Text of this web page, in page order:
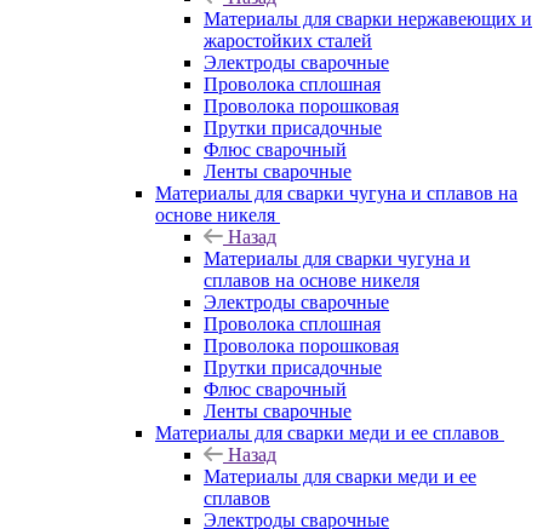
Материалы для сварки нержавеющих и
жаростойких сталей
Электроды сварочные
Проволока сплошная
Проволока порошковая
Прутки присадочные
Флюс сварочный
Ленты сварочные
Материалы для сварки чугуна и сплавов на
основе никеля
Назад
Материалы для сварки чугуна и
сплавов на основе никеля
Электроды сварочные
Проволока сплошная
Проволока порошковая
Прутки присадочные
Флюс сварочный
Ленты сварочные
Материалы для сварки меди и ее сплавов
Назад
Материалы для сварки меди и ее
сплавов
Электроды сварочные